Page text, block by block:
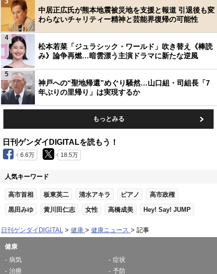
中居正広氏が熊本地震被災地を支援と報道 引退後も変
わらないチャリティー精神と芸能界復帰の可能性
松本若菜「ジュラシック・ワールド」吹き替え《棒読
み》論争再燃…暗雲漂う主演ドラマに新たな逆風
4
神戸への“聖地帰還”めぐり騒然…山口組・司組長「7
年ぶりの里帰り」は実現するか
5
もっとみる
日刊ゲンダイDIGITALを読もう！
6.6万 18.5万
人気キーワード
高市首相 板東英二 清水アキラ ピアノ 高市政権
黒田みゆ 黄川田仁志 女性 高橋成美 Hey! Say! JUMP
日刊ゲンダイDIGITAL 健康 健康ニュース 記事
健康
病気
症状
治療
予防